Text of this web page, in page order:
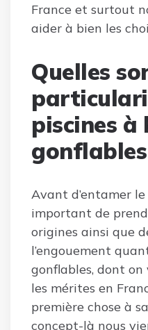
France et surtout
aider à bien les
Quelles
piscines à
gonflables
Avant d’entamer
important de
origines ainsi que
l’engouement
gonflables, dont
les mérites en
première chose à
concept-là nous